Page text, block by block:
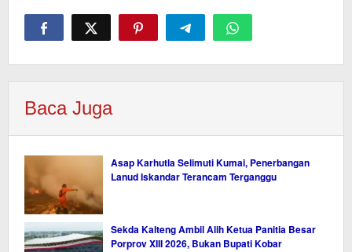
Baca Juga
Asap Karhutla Selimuti Kumai, Penerbangan
Lanud Iskandar Terancam Terganggu
Sekda Kalteng Ambil Alih Ketua Panitia Besar
Porprov XIII 2026, Bukan Bupati Kobar